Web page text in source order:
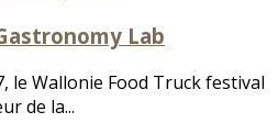
Lab
le Wallonie Food Truck festival
de la...